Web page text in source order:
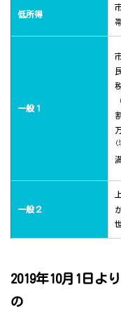
低所得
一般１
(
一般２
2019年10月1日よ
の